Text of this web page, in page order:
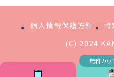
個人情報保護方針
特
(C) 2024